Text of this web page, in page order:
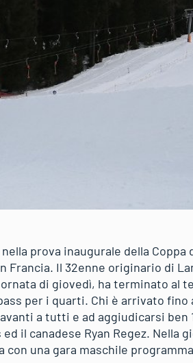
prova inaugurale della Coppa
Il 32enne originario di
di giovedì, ha terminato al
per i quarti. Chi è arrivato fino
a tutti e ad aggiudicarsi
il canadese Ryan Regez. Nella
una gara maschile